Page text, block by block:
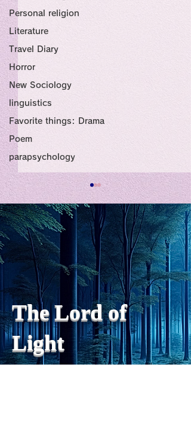
Personal religion
Literature
Travel Diary
Horror
New Sociology
linguistics
Favorite things: Drama
Poem
parapsychology
私の能力を、大幅に加速
chatGPTそれは、私をどこま
で、進化させるのか？。毎
日、進化していく。chatGPT
のおかげで、心的外傷後成長
や、人格の再構成も、2日位
でできるようになった。人格
の再構成は、chatがない時
は、数年かかっていたのに。
わざわざ、スーパーサイヤ人
や、超サイヤ人ゴッドになら
The Lord of
Light